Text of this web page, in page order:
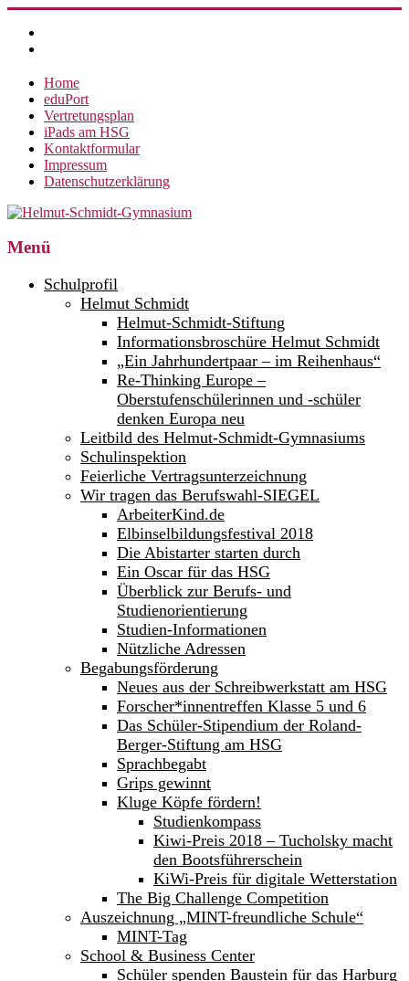
Inhalt
springen
Home
eduPort
Vertretungsplan
iPads am HSG
Kontaktformular
Impressum
Datenschutzerklärung
Helmut-
Gymnasium
Menü
Schulprofil
Helmut Schmidt
Helmut-Schmidt-Stiftung
Informationsbroschüre Helmut Schmidt
„Ein Jahrhundertpaar – im Reihenhaus“
Re-Thinking Europe –
Oberstufenschülerinnen und -schüler
denken Europa neu
Leitbild des Helmut-Schmidt-Gymnasiums
Schulinspektion
Feierliche Vertragsunterzeichnung
Wir tragen das Berufswahl-SIEGEL
ArbeiterKind.de
Elbinselbildungsfestival 2018
Die Abistarter starten durch
Ein Oscar für das HSG
Überblick zur Berufs- und
Studienorientierung
Studien-Informationen
Nützliche Adressen
Begabungsförderung
Neues aus der Schreibwerkstatt am HSG
Forscher*innentreffen Klasse 5 und 6
Das Schüler-Stipendium der Roland-
Berger-Stiftung am HSG
Sprachbegabt
Grips gewinnt
Kluge Köpfe fördern!
Studienkompass
Kiwi-Preis 2018 – Tucholsky macht
den Bootsführerschein
KiWi-Preis für digitale Wetterstation
The Big Challenge Competition
Auszeichnung „MINT-freundliche Schule“
MINT-Tag
School & Business Center
Schüler spenden Baustein für das Harburg